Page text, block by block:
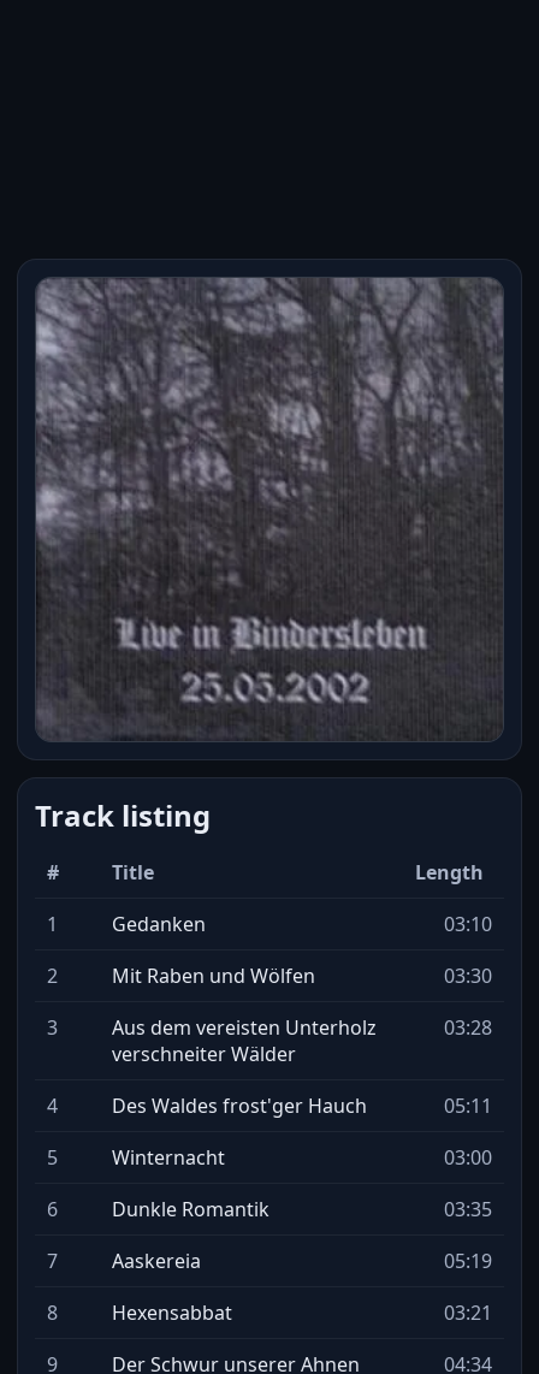
Track listing
# Title
Length
1
Gedanken
03:10
2
Mit Raben und Wölfen
03:30
3
Aus dem vereisten Unterholz
verschneiter Wälder
03:28
4 Des Waldes frost'ger Hauch
05:11
5
Winternacht
03:00
6
Dunkle Romantik
03:35
7
Aaskereia
05:19
8
Hexensabbat
03:21
9
Der Schwur unserer Ahnen 04:34